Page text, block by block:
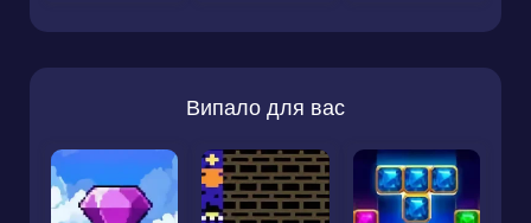
Випало для вас